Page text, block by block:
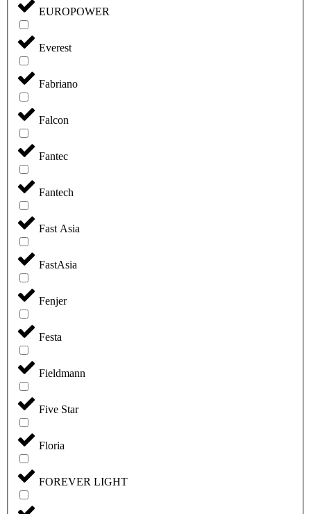
EUROPOWER
Everest
Fabriano
Falcon
Fantec
Fantech
Fast Asia
FastAsia
Fenjer
Festa
Fieldmann
Five Star
Floria
FOREVER LIGHT